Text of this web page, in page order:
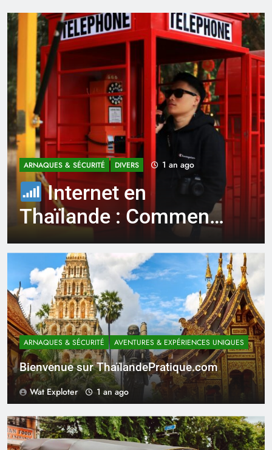
ARNAQUES & SÉCURITÉ DIVERS 1 an ago
Internet en
Thaïlande : Comment
rester connecté sans
exploser son budget?
ARNAQUES & SÉCURITÉ AVENTURES & EXPÉRIENCES UNIQUES
Bienvenue sur ThaïlandePratique.com
Wat Exploter 1 an ago